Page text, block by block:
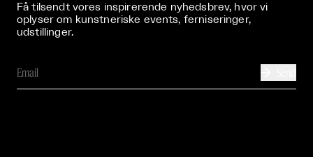
Få tilsendt vores inspirerende nyhedsbrev, hvor vi
oplyser om kunstneriske events, ferniseringer,
udstillinger.